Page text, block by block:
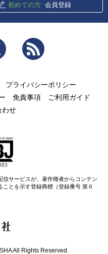
初めての方 会員登録
Twitter
プライバシーポリシー
免責事項
ご利用ガイド
わせ
信サービスが、著作権者からコンテン
とを示す登録商標（登録番号 第６
All Rights Reserved.